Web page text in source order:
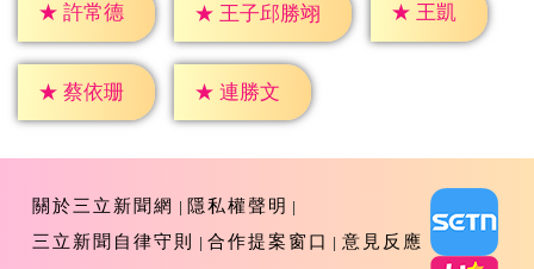
★ 許常德 ★ 王子邱勝翊 ★ 王凱
★ 蔡依珊 ★ 連勝文
關於三立新聞網
隱私權聲明
三立新聞自律守則
合作提案窗口 意見反應